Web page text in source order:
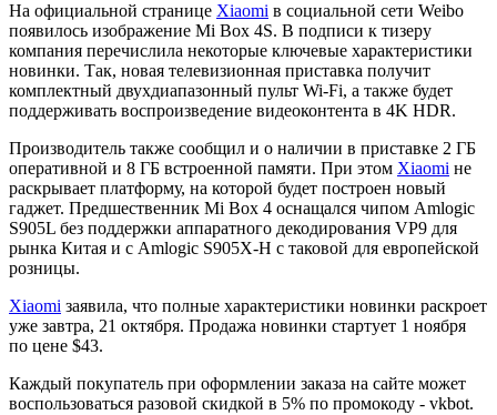
На официальной странице Xiaomi в социальной сети Weibo
появилось изображение Mi Box 4S. В подписи к тизеру
компания перечислила некоторые ключевые характеристики
новинки. Так, новая телевизионная приставка получит
комплектный двухдиапазонный пульт Wi-Fi, а также будет
поддерживать воспроизведение видеоконтента в 4K HDR.
Производитель также сообщил и о наличии в приставке 2 ГБ
оперативной и 8 ГБ встроенной памяти. При этом Xiaomi не
раскрывает платформу, на которой будет построен новый
гаджет. Предшественник Mi Box 4 оснащался чипом Amlogic
S905L без поддержки аппаратного декодирования VP9 для
рынка Китая и с Amlogic S905X-H c таковой для европейской
розницы.
Xiaomi заявила, что полные характеристики новинки раскроет
уже завтра, 21 октября. Продажа новинки стартует 1 ноября
по цене $43.
Каждый покупатель при оформлении заказа на сайте может
воспользоваться разовой скидкой в 5% по промокоду - vkbot.